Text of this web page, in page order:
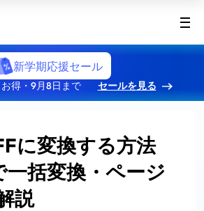
新学期応援セール
得・9月8日まで セールを見る
に変換する方法
一括変換・ページ
説